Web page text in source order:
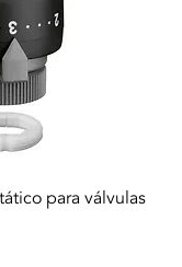
para válvulas